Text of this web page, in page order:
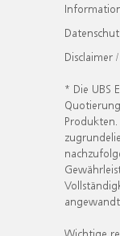
Disclaimer
* Die UBS